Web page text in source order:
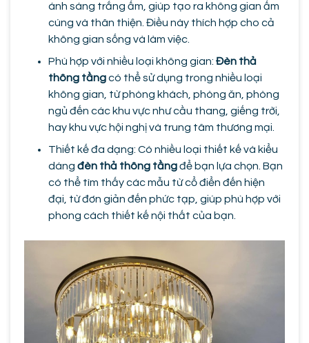
ánh sáng trắng ấm, giúp tạo ra không gian ấm
cúng và thân thiện. Điều này thích hợp cho cả
không gian sống và làm việc.
Phù hợp với nhiều loại không gian: Đèn thả
thông tầngcó thể sử dụng trong nhiều loại
không gian, từ phòng khách, phòng ăn, phòng
ngủ đến các khu vực như cầu thang, giếng trời,
hay khu vực hội nghị và trung tâm thương mại.
Thiết kế đa dạng: Có nhiều loại thiết kế và kiểu
dáng đèn thả thông tầngđể bạn lựa chọn. Bạn
có thể tìm thấy các mẫu từ cổ điển đến hiện
đại, từ đơn giản đến phức tạp, giúp phù hợp với
phong cách thiết kế nội thất của bạn.